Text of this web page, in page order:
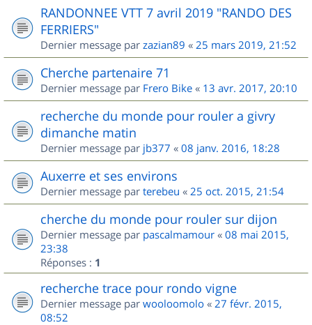
RANDONNEE VTT 7 avril 2019 "RANDO DES
FERRIERS"
Dernier message par zazian89 « 25 mars 2019, 21:52
Cherche partenaire 71
Dernier message par Frero Bike « 13 avr. 2017, 20:10
recherche du monde pour rouler a givry
dimanche matin
Dernier message par jb377 « 08 janv. 2016, 18:28
Auxerre et ses environs
Dernier message par terebeu « 25 oct. 2015, 21:54
cherche du monde pour rouler sur dijon
Dernier message par pascalmamour « 08 mai 2015,
23:38
Réponses : 1
recherche trace pour rondo vigne
Dernier message par wooloomolo « 27 févr. 2015,
08:52